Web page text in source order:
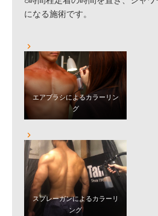
になる施術です。
エアブラシによるカラーリン
グ
スプレーガンによるカラーリ
ング